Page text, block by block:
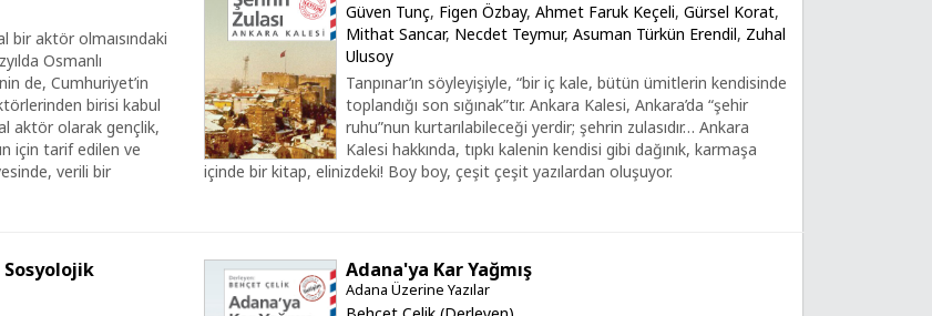
bir aktör olmaısındaki
Osmanlı
de, Cumhuriyet’in
birisi kabul
aktör olarak gençlik,
için tarif edilen ve
verili bir
Güven Tunç, Figen Özbay, Ahmet Faruk Keçeli, Gürsel Korat,
Mithat Sancar, Necdet Teymur, Asuman Türkün Erendil, Zuhal
Ulusoy
Tanpınar’ın söyleyişiyle, “bir iç kale, bütün ümitlerin kendisinde
toplandığı son sığınak”tır. Ankara Kalesi, Ankara’da “şehir
ruhu”nun kurtarılabileceği yerdir; şehrin zulasıdır… Ankara
Kalesi hakkında, tıpkı kalenin kendisi gibi dağınık, karmaşa
içinde bir kitap, elinizdeki! Boy boy, çeşit çeşit yazılardan oluşuyor.
Sosyolojik
Adana'ya Kar Yağmış
Adana Üzerine Yazılar